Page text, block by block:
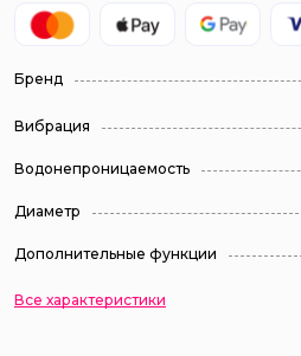
Бренд
Вибрация
Водонепроницаемость
Диаметр
Дополнительные функции
Все характеристики